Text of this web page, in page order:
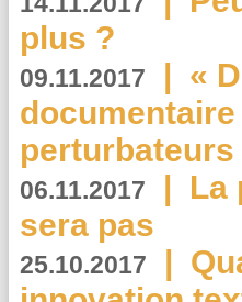
plus ?
09.11.2017 | «
06.11.2017 | La
sera pas
25.10.2017 |